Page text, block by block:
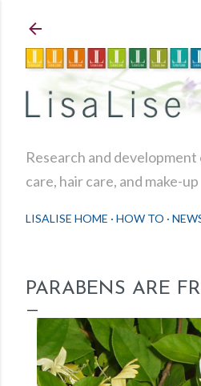
Research and
care, hair care, and make-up
LISALISE HOME HOW TO
PARABENS ARE